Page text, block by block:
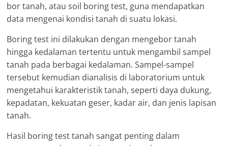
bor tanah, atau soil boring test, guna mendapatkan
data mengenai kondisi tanah di suatu lokasi.
Boring test ini dilakukan dengan mengebor tanah
hingga kedalaman tertentu untuk mengambil sampel
tanah pada berbagai kedalaman. Sampel-sampel
tersebut kemudian dianalisis di laboratorium untuk
mengetahui karakteristik tanah, seperti daya dukung,
kepadatan, kekuatan geser, kadar air, dan jenis lapisan
tanah.
Hasil boring test tanah sangat penting dalam